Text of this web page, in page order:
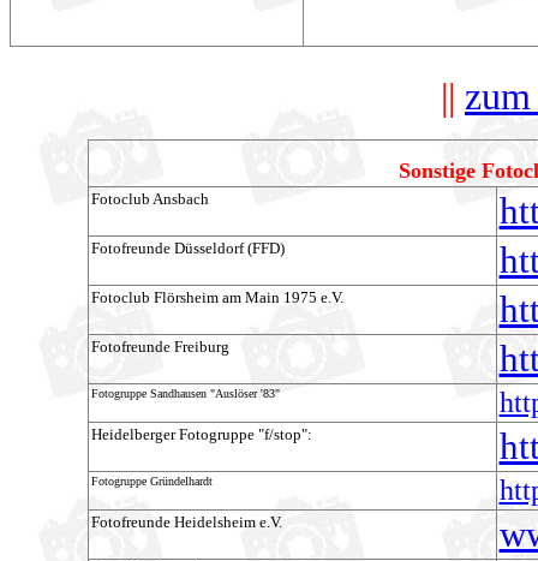
||
Sonstige
Fotoclub Ansbach
Fotofreunde Düsseldorf (FFD)
Fotoclub Flörsheim am Main 1975 e.V.
Fotofreunde Freiburg
Fotogruppe Sandhausen "Auslöser '83"
Heidelberger Fotogruppe "f/stop":
Fotogruppe Gründelhardt
Fotofreunde Heidelsheim e.V.